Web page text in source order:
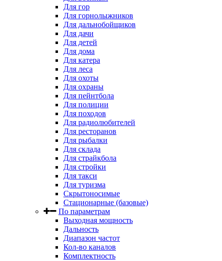
Для гор
Для горнолыжников
Для дальнобойщиков
Для дачи
Для детей
Для дома
Для катера
Для леса
Для охоты
Для охраны
Для пейнтбола
Для полиции
Для походов
Для радиолюбителей
Для ресторанов
Для рыбалки
Для склада
Для страйкбола
Для стройки
Для такси
Для туризма
Скрытоносимые
Стационарные (базовые)
По параметрам
Выходная мощность
Дальность
Диапазон частот
Кол-во каналов
Комплектность